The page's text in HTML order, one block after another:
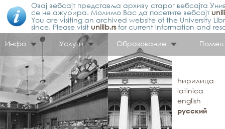
Овај вебсајт представља архиву старог вебсајта
се не ажурира. Молимо Вас да посетите вебсајт
You are visiting an archived website of the University
since. Please visit unilib.rsfor current information and
Инфо
Услуги Образование
ћирилица
latinica
english
русский